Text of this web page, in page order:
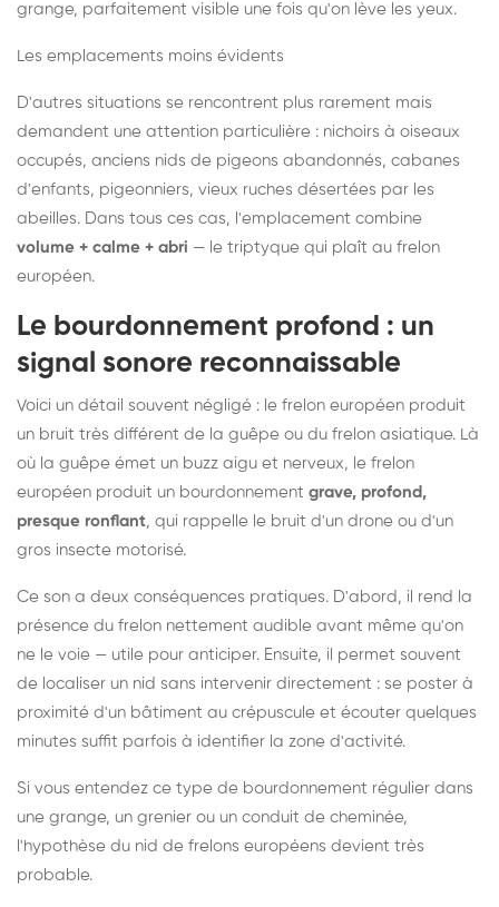
grange, parfaitement visible une fois qu'on lève les yeux.
Les emplacements moins évidents
D'autres situations se rencontrent plus rarement mais
demandent une attention particulière : nichoirs à oiseaux
occupés, anciens nids de pigeons abandonnés, cabanes
d'enfants, pigeonniers, vieux ruches désertées par les
abeilles. Dans tous ces cas, l'emplacement combine
volume + calme + abri — le triptyque qui plaît au frelon
européen.
Le bourdonnement profond : un
signal sonore reconnaissable
Voici un détail souvent négligé : le frelon européen produit
un bruit très différent de la guêpe ou du frelon asiatique. Là
où la guêpe émet un buzz aigu et nerveux, le frelon
européen produit un bourdonnement grave, profond,
presque ronflant, qui rappelle le bruit d'un drone ou d'un
gros insecte motorisé.
Ce son a deux conséquences pratiques. D'abord, il rend la
présence du frelon nettement audible avant même qu'on
ne le voie — utile pour anticiper. Ensuite, il permet souvent
de localiser un nid sans intervenir directement : se poster à
proximité d'un bâtiment au crépuscule et écouter quelques
minutes suffit parfois à identifier la zone d'activité.
Si vous entendez ce type de bourdonnement régulier dans
une grange, un grenier ou un conduit de cheminée,
l'hypothèse du nid de frelons européens devient très
probable.